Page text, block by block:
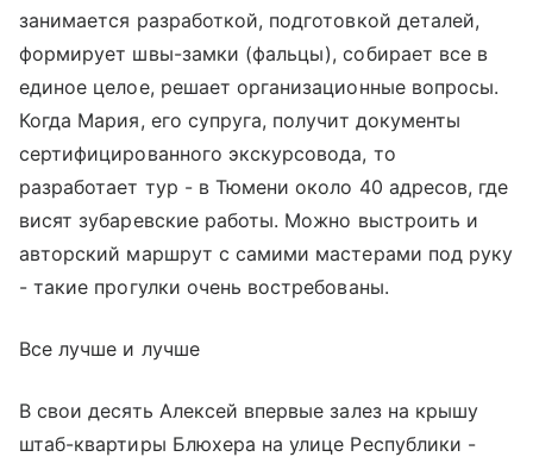
занимается разработкой, подготовкой деталей,
формирует швы-замки (фальцы), собирает все в
единое целое, решает организационные вопросы.
Когда Мария, его супруга, получит документы
сертифицированного экскурсовода, то
разработает тур - в Тюмени около 40 адресов, где
висят зубаревские работы. Можно выстроить и
авторский маршрут с самими мастерами под руку
- такие прогулки очень востребованы.
Все лучше и лучше
В свои десять Алексей впервые залез на крышу
штаб-квартиры Блюхера на улице Республики -